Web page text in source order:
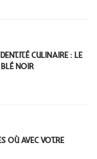
CULINAIRE : LE
NOIR
OÙ AVEC VOTRE